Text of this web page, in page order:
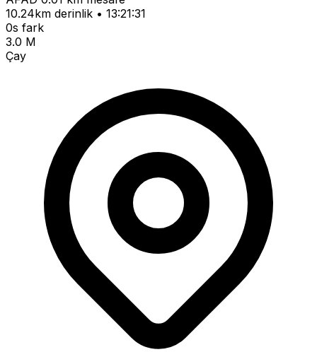
10.24km derinlik • 13:21:31
0s fark
3.0 M
Çay